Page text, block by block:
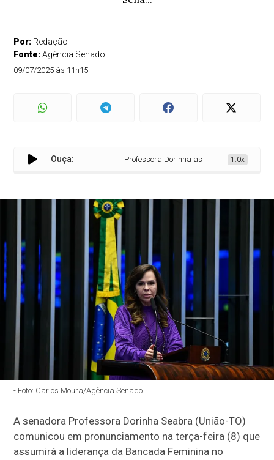
Por: Redação
Fonte:Agência Senado
09/07/2025 às 11h15
Ouça: Professora Dorinha assume liderança da
1.0x
- Foto: Carlos Moura/Agência Senado
A senadora Professora Dorinha Seabra (União-TO)
comunicou em pronunciamento na terça-feira (8) que
assumirá a liderança da Bancada Feminina no